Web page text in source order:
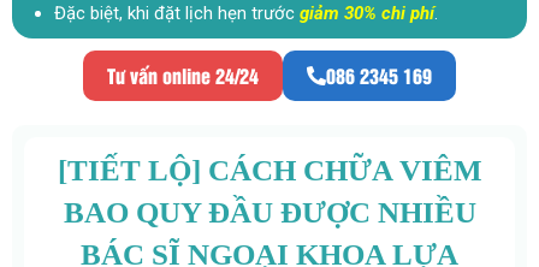
Đặc biệt, khi đặt lịch hẹn trước giảm 30% chi phí.
Tư vấn online 24/24 086 2345 169
[TIẾT LỘ] CÁCH CHỮA VIÊM
BAO QUY ĐẦU ĐƯỢC NHIỀU
BÁC SĨ NGOẠI KHOA LỰA